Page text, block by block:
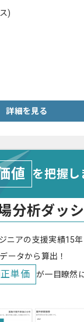
)
詳細を見る
値 を把握
分析ダッ
ニアの支援実績15
ータから算出！
単価 が一目瞭然